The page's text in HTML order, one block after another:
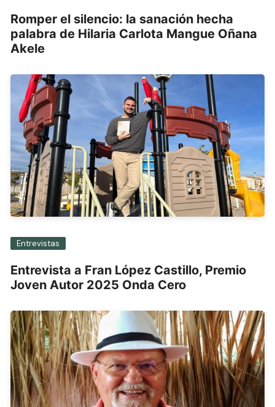
Romper el silencio: la sanación hecha
palabra de Hilaria Carlota Mangue Oñana
Akele
Entrevistas
Entrevista a Fran López Castillo, Premio
Joven Autor 2025 Onda Cero